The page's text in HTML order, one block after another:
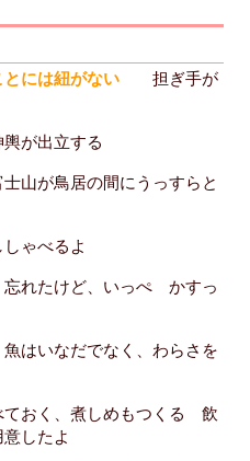
とには紐がない 担ぎ手が
が出立する
山が鳥居の間にうっすらと
ゃべるよ
忘れたけど、いっぺ かすっ
はいなだでなく、わらさを
ておく、煮しめもつくる 飲
したよ